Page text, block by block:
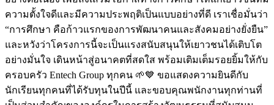
ความตั้งใจดีและมีความประพฤติเป็นแบบอย่างที่ดี เราเชื่อมั่นว่า
“การศึกษา คือก้าวแรกของการพัฒนาคนและสังคมอย่างยั่งยืน”
และหวังว่าโครงการนี้จะเป็นแรงสนับสนุนให้เยาวชนได้เติบโต
อย่างมั่นใจ เดินหน้าสู่อนาคตที่สดใส พร้อมเติมเต็มรอยยิ้มให้กับ
ครอบครัว Entech Group ทุกคน 🌱💙 ขอแสดงความยินดีกับ
นักเรียนทุกคนที่ได้รับทุนในปีนี้ และขอบคุณพนักงานทุกท่านที่